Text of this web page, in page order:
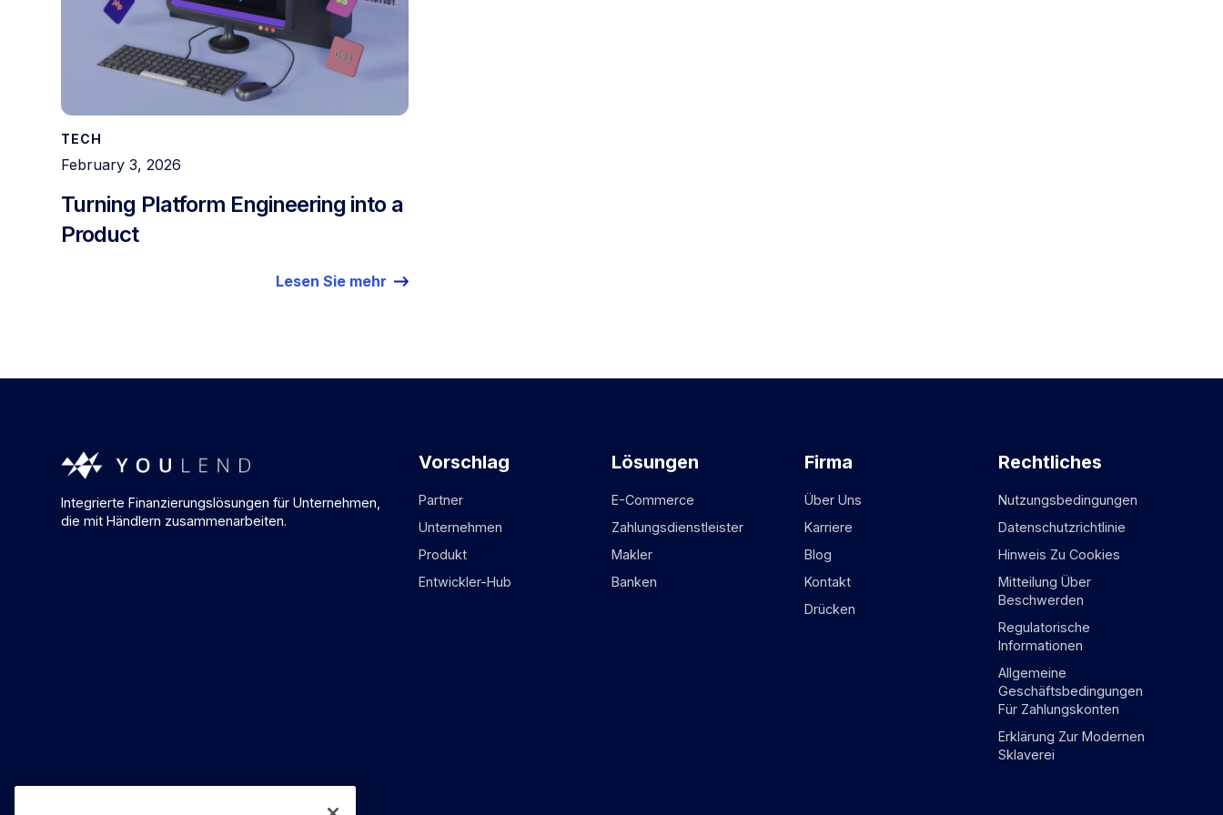
TECH
February 3, 2026
Turning Platform Engineering into a
Product
Lesen Sie mehr
Integrierte Finanzierungslösungen für Unternehmen,
die mit Händlern zusammenarbeiten.
Vorschlag
Partner
Unternehmen
Produkt
Entwickler-Hub
Lösungen
E-Commerce
Zahlungsdienstleister
Makler
Banken
Firma
Über Uns
Karriere
Blog
Kontakt
Drücken
Rechtliches
Nutzungsbedingungen
Datenschutzrichtlinie
Hinweis Zu Cookies
Mitteilung Über
Beschwerden
Regulatorische
Informationen
Allgemeine
Geschäftsbedingungen
Für Zahlungskonten
Erklärung Zur Modernen
Sklaverei